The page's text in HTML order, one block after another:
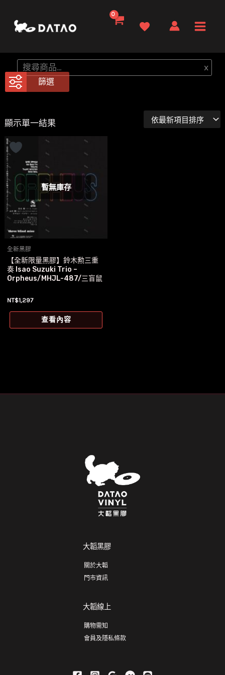
要
內
Menu
搜
尋
x
篩選
顯示單一結果
暫無庫存
全新黑膠
【全新限量黑膠】鈴木勲三重
奏 Isao Suzuki Trio –
Orpheus/MHJL-487/三盲鼠
NT$1,297
查看內容
大韜黑膠
關於大韜
門市資訊
大韜線上
購物需知
會員及隱私條款